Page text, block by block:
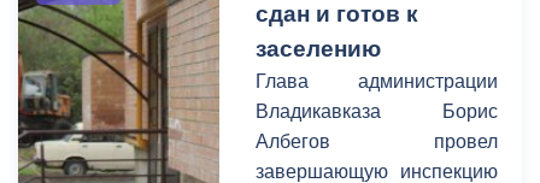
Управления
Росприроднадзора по
РСО-Алания Виталием
Кокоевым, сотрудниками
комитета ЖКХ города.
сдан и готов к
заселению
Глава администрации
Владикавказа Борис
Албегов провел
завершающую инспекцию